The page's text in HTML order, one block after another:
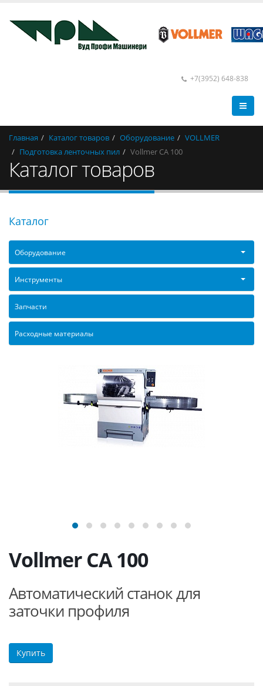
+7(3952) 648-838
Главная Каталог товаров Оборудование
VOLLMER
Подготовка ленточных пил
Vollmer CA 100
Каталог товаров
Каталог
Оборудование
Инструменты
Запчасти
Расходные материалы
Vollmer CA 100
Автоматический станок для
заточки профиля
Купить